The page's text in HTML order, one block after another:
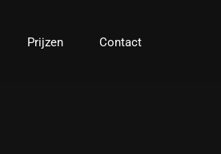
Prijzen Contact